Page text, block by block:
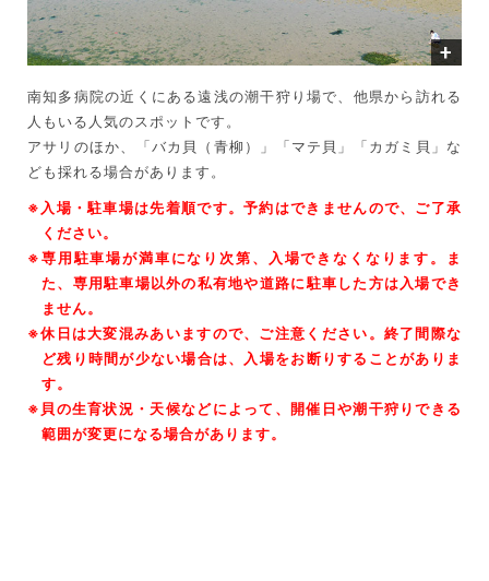
南知多病院の近くにある遠浅の潮干狩り場で、他県から訪れる
人もいる人気のスポットです。
アサリのほか、「バカ貝（青柳）」「マテ貝」「カガミ貝」な
ども採れる場合があります。
※入場・駐車場は先着順です。予約はできませんので、ご了承
ください。
※専用駐車場が満車になり次第、入場できなくなります。ま
た、専用駐車場以外の私有地や道路に駐車した方は入場でき
ません。
※休日は大変混みあいますので、ご注意ください。終了間際な
ど残り時間が少ない場合は、入場をお断りすることがありま
す。
※貝の生育状況・天候などによって、開催日や潮干狩りできる
範囲が変更になる場合があります。